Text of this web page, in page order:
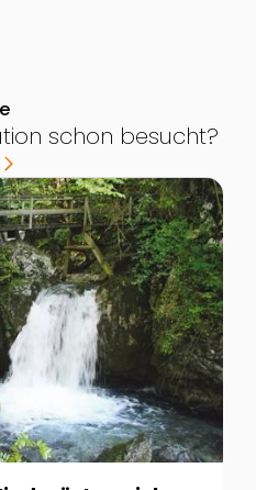
schon besucht?
arrow_forward_ios
in